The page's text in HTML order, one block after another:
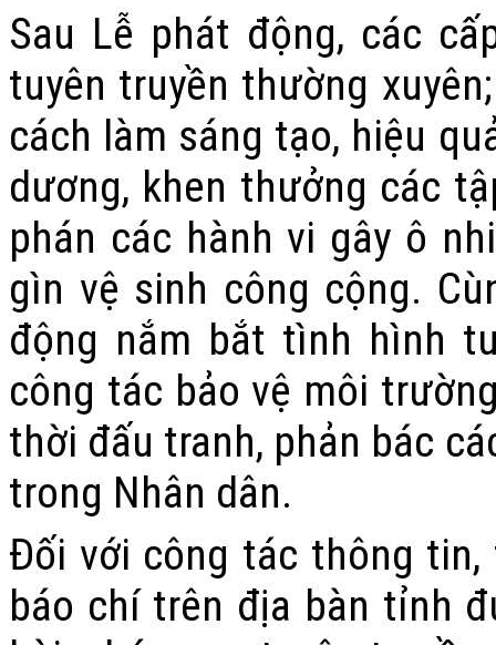
Sau Lễ phát động, các
tuyên truyền thường
cách làm sáng tạo, hiệu
dương, khen thưởng các
phán các hành vi gây ô
gìn vệ sinh công cộng.
động nắm bắt tình hình
công tác bảo vệ môi
thời đấu tranh, phản bác
trong Nhân dân.
Đối với công tác thông tin,
báo chí trên địa bàn tỉnh